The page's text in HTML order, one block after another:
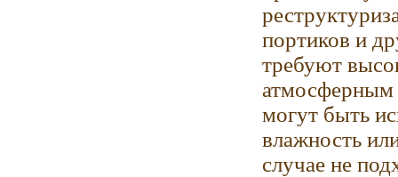
портиков и
требуют
атмосферным
могут быть
влажность
случае не